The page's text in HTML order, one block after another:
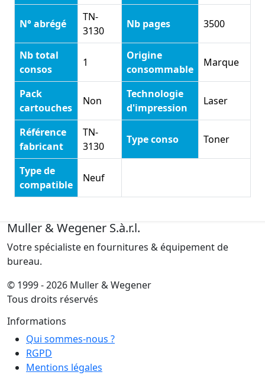
N° abrégé
TN-
3130
Nb pages 3500
Nb total
consos
1
Origine
consommable
Marque
Pack
cartouches
Non
Technologie
d'impression
Laser
Référence
fabricant
TN-
3130
Type conso Toner
Type de
compatible
Neuf
Muller & Wegener S.à.r.l.
Votre spécialiste en fournitures & équipement de
bureau.
© 1999 - 2026 Muller & Wegener
Tous droits réservés
Informations
Qui sommes-nous ?
RGPD
Mentions légales